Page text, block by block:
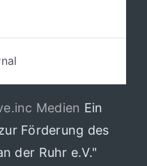
Medien Ein
Förderung des
der Ruhr e.V."